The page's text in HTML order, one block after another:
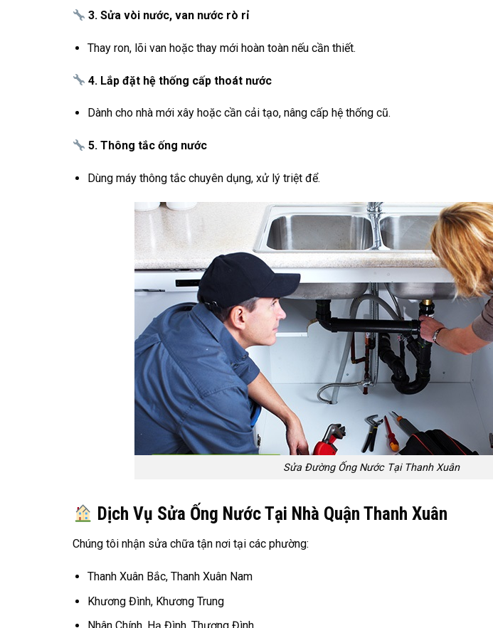
3. Sửa vòi nước, van nước rò rỉ
Thay ron, lõi van hoặc thay mới hoàn toàn nếu cần thiết.
4. Lắp đặt hệ thống cấp thoát nước
Dành cho nhà mới xây hoặc cần cải tạo, nâng cấp hệ thống cũ.
5. Thông tắc ống nước
Dùng máy thông tắc chuyên dụng, xử lý triệt để.
Sửa Đường Ống Nước Tại Thanh Xuân
Dịch Vụ Sửa Ống Nước Tại Nhà Quận Thanh Xuân
Chúng tôi nhận sửa chữa tận nơi tại các phường:
Thanh Xuân Bắc, Thanh Xuân Nam
Khương Đình, Khương Trung